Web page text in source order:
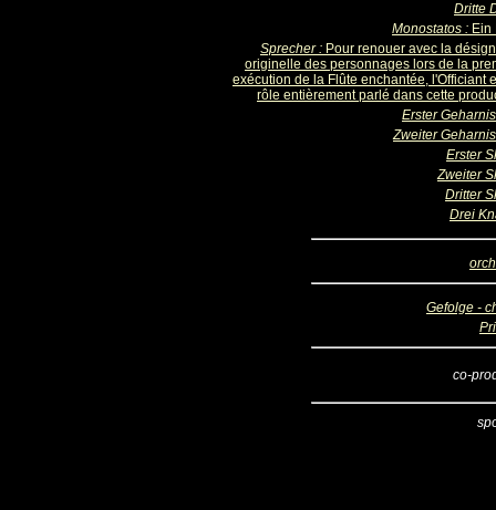
Dritte
Monostatos : Ein
Sprecher : Pour renouer avec la
originelle des personnages lors de la
exécution de la Flûte enchantée, l'Officiant
rôle entièrement parlé dans cette
Erster
Zweiter
Erster
Zweiter
Dritter
Drei
Gefolge -
co-